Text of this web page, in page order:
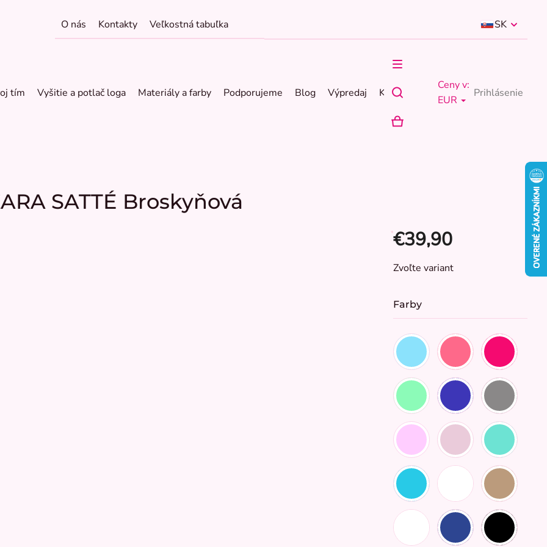
O nás Kontakty Veľkostná tabuľka SK
tím Vyšitie a potlač loga Materiály a farby Podporujeme Blog Výpredaj Kontakty
Ceny v:
EUR
Prihlásenie
NÁKUPNÝ
SATTÉ Broskyňová
€39,90
Jednotková
Zvoľte variant
Farby